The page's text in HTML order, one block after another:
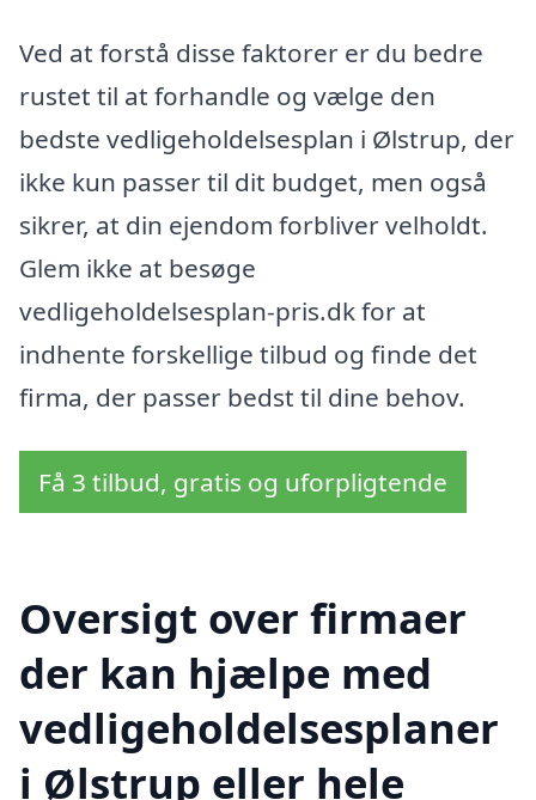
Ved at forstå disse faktorer er du bedre
rustet til at forhandle og vælge den
bedste vedligeholdelsesplan i Ølstrup, der
ikke kun passer til dit budget, men også
sikrer, at din ejendom forbliver velholdt.
Glem ikke at besøge
vedligeholdelsesplan-pris.dk for at
indhente forskellige tilbud og finde det
firma, der passer bedst til dine behov.
Få 3 tilbud, gratis og uforpligtende
Oversigt over firmaer
der kan hjælpe med
vedligeholdelsesplaner
i Ølstrup eller hele